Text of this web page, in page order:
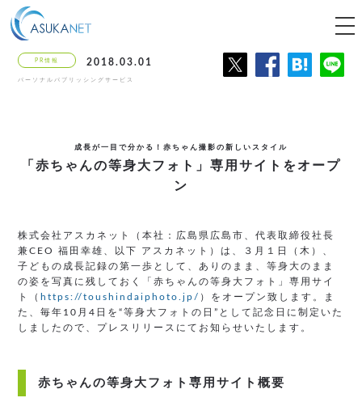
PR情報 2018.03.01
パーソナルパブリッシングサービス
成長が一目で分かる！赤ちゃん撮影の新しいスタイル
「赤ちゃんの等身大フォト」 専用サイトをオープ
ン
株式会社アスカネット（本社：広島県広島市、代表取締役社長
兼CEO 福田幸雄、以下 アスカネット）は、３月１日（木）、
子どもの成長記録の第一歩として、ありのまま、等身大のまま
の姿を写真に残しておく「赤ちゃんの等身大フォト」専用サイ
ト（ https://toushindaiphoto.jp/ ）をオープン致します。ま
た、毎年10月4日を“等身大フォトの日”として記念日に制定いた
しましたので、プレスリリースにてお知らせいたします。
赤ちゃんの等身大フォト専用サイト概要